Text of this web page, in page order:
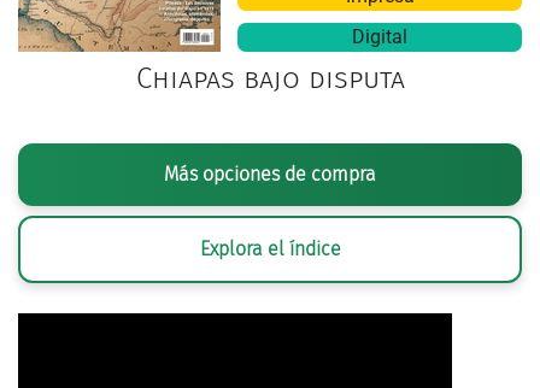
Digital
Chiapas bajo disputa
Más opciones de compra
Explora el índice